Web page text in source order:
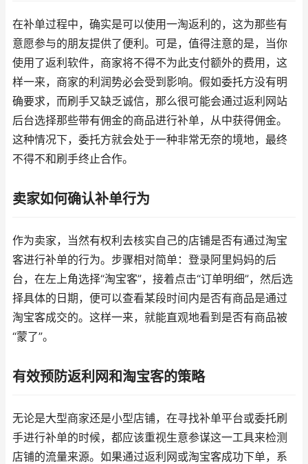
在补单过程中，确实是可以使用一淘返利的，这为那些有
意愿参与的朋友提供了便利。可是，值得注意的是，当你
使用了返利软件，商家将不得不为此支付额外的费用，这
样一来，商家的利润势必会受到影响。假如委托方没有明
确要求，而刷手又缺乏诚信，那么很可能会通过返利网站
后台选择那些带有佣金的商品进行补单，从中获得佣金。
这种情况下，委托方就会处于一种非常无奈的境地，最终
不得不和刷手终止合作。
卖家如何确认补单行为
作为卖家，当然有权利去核实自己的店铺是否有通过淘宝
客进行补单的行为。步骤相对简单：登录阿里妈妈的后
台，在左上角选择“淘宝客”，接着点击“订单明细”，然后选
择具体的日期，便可以查看某段时间内是否有商品是通过
淘宝客成交的。这样一来，就能直观地看到是否有商品被
“蒙了”。
有效预防返利网和淘宝客的策略
无论是大型商家还是小型店铺，在寻找补单平台或委托刷
手进行补单的时候，都应该重视生意参谋这一工具来检测
店铺的流量来源。如果通过返利网或淘宝客成功下单，系